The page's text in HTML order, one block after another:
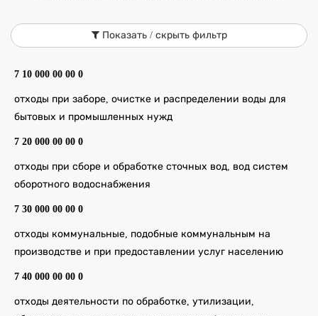
Показать / скрыть фильтр
7 10 000 00 00 0
отходы при заборе, очистке и распределении воды для
бытовых и промышленных нужд
7 20 000 00 00 0
отходы при сборе и обработке сточных вод, вод систем
оборотного водоснабжения
7 30 000 00 00 0
отходы коммунальные, подобные коммунальным на
производстве и при предоставлении услуг населению
7 40 000 00 00 0
отходы деятельности по обработке, утилизации,